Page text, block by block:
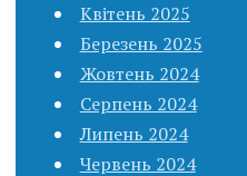
Квітень 2025
Березень 2025
Жовтень 2024
Серпень 2024
Липень 2024
Червень 2024